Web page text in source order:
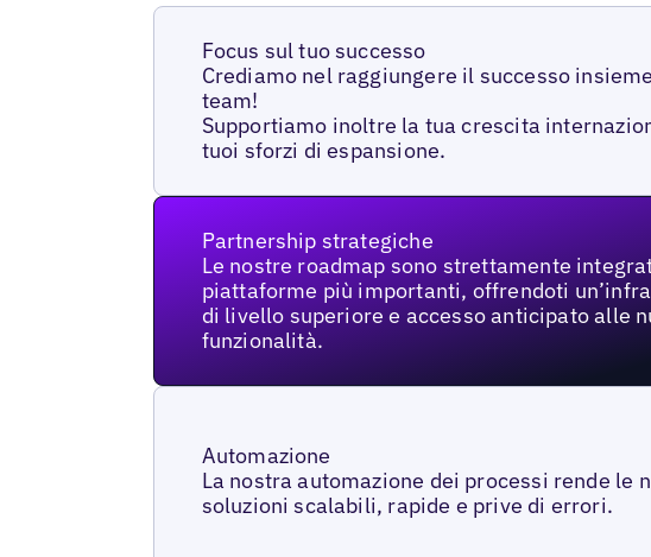
Focus sul tuo successo
Crediamo nel raggiungere il successo
team!
Supportiamo inoltre la tua crescita
tuoi sforzi di espansione.
Partnership strategiche
Le nostre roadmap sono strettamente
piattaforme più importanti, offrendoti
di livello superiore e accesso anticipato alle
funzionalità.
Automazione
La nostra automazione dei processi rende le
soluzioni scalabili, rapide e prive di errori.